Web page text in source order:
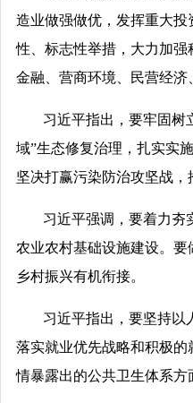
造业做强做优，发挥重大
性、标志性举措，大力加
金融、营商环境、民营经
习近平指出，要牢固树
域”生态修复治理，扎实实
坚决打赢污染防治攻坚战
习近平强调，要着力夯
农业农村基础设施建设。
乡村振兴有机衔接。
习近平指出，要坚持以
落实就业优先战略和积极
情暴露出的公共卫生体系